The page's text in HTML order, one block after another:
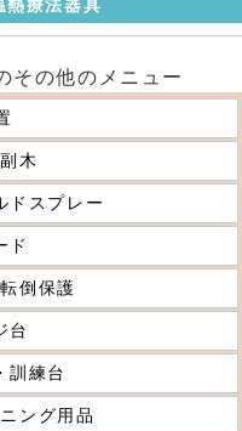
熱療法器具
その他のメニュー
木
ドスプレー
ド
倒保護
台
訓練台
ング用品